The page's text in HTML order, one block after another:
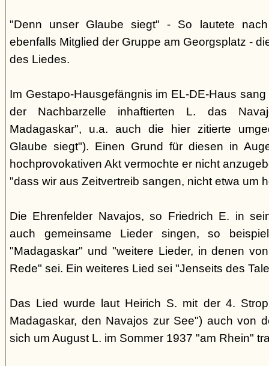
"Denn unser Glaube siegt" - So lautete
ebenfalls Mitglied der Gruppe am Georgsplatz -
des Liedes.
Im Gestapo-Hausgefängnis im EL-DE-Haus
der Nachbarzelle inhaftierten L. das
Madagaskar", u.a. auch die hier zitierte
Glaube siegt"). Einen Grund für diesen in
hochprovokativen Akt vermochte er nicht
"dass wir aus Zeitvertreib sangen, nicht etwa um
Die Ehrenfelder Navajos, so Friedrich E. in
auch gemeinsame Lieder singen, so
"Madagaskar" und "weitere Lieder, in denen
Rede" sei. Ein weiteres Lied sei "Jenseits des
Das Lied wurde laut Heirich S. mit der 4.
Madagaskar, den Navajos zur See") auch von
sich um August L. im Sommer 1937 "am Rhein"